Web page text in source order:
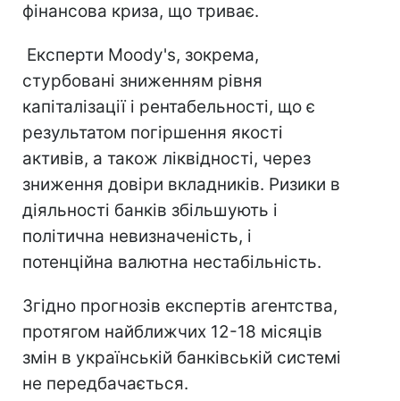
фінансова криза, що триває.
Експерти Moody's, зокрема,
стурбовані зниженням рівня
капіталізації і рентабельності, що є
результатом погіршення якості
активів, а також ліквідності, через
зниження довіри вкладників. Ризики в
діяльності банків збільшують і
політична невизначеність, і
потенційна валютна нестабільність.
Згідно прогнозів експертів агентства,
протягом найближчих 12-18 місяців
змін в українській банківській системі
не передбачається.